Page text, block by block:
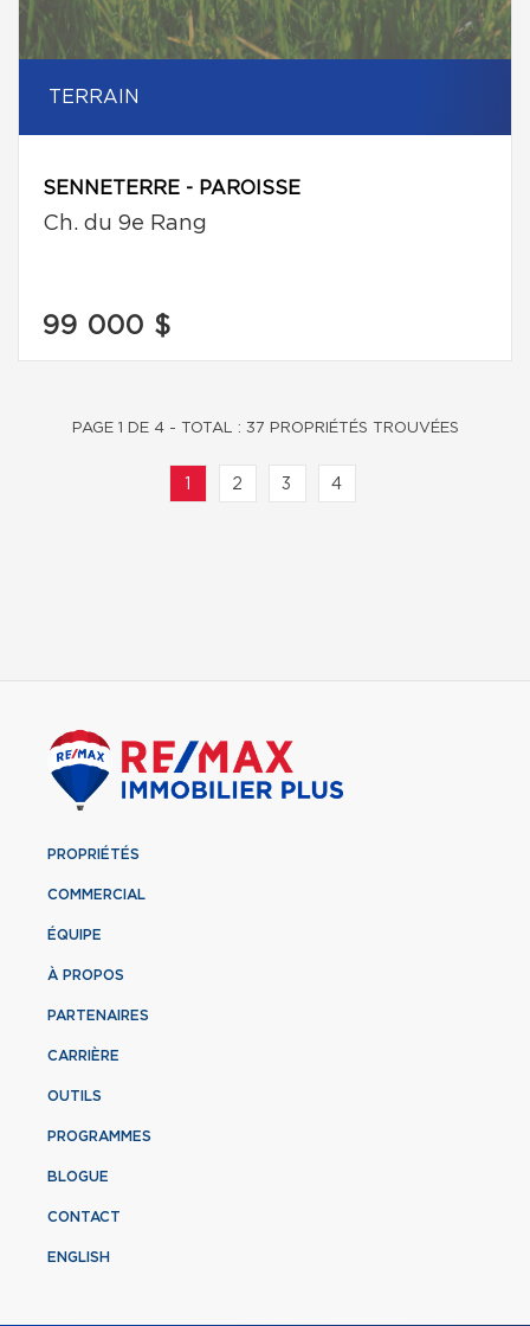
TERRAIN
SENNETERRE - PAROISSE
Ch. du 9e Rang
99 000 $
2 3 4
PAGE 1 DE 4 - TOTAL : 37 PROPRIÉTÉS TROUVÉES
PROPRIÉTÉS
COMMERCIAL
ÉQUIPE
À PROPOS
PARTENAIRES
CARRIÈRE
OUTILS
PROGRAMMES
BLOGUE
CONTACT
ENGLISH